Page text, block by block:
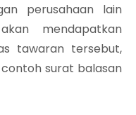
perusahaan lain
mendapatkan
tawaran tersebut,
surat balasan